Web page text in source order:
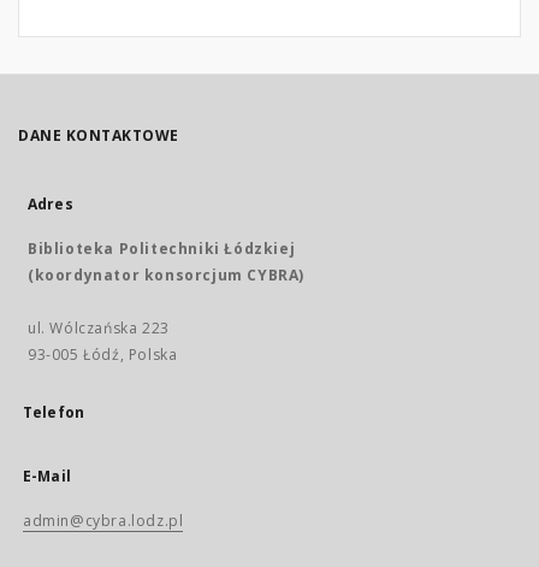
DANE KONTAKTOWE
Adres
Biblioteka Politechniki Łódzkiej
(koordynator konsorcjum CYBRA)
ul. Wólczańska 223
93-005 Łódź, Polska
Telefon
E-Mail
admin@cybra.lodz.pl